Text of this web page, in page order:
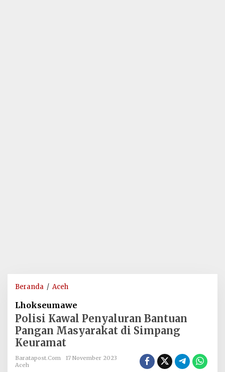
Beranda / Aceh
Penyaluran
Bantuan
Pangan
Lhokseumawe
Polisi Kawal Penyaluran Bantuan
Pangan Masyarakat di Simpang
Keuramat
Baratapost.com
17 November 2023
Aceh